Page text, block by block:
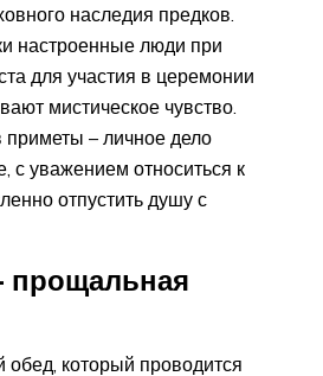
наследия предков.
настроенные люди при
для участия в церемонии
мистическое чувство.
приметы – личное дело
с уважением относиться к
отпустить душу с
прощальная
который проводится